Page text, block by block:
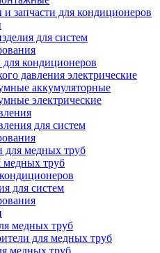
запчасти для кондиционеров
для систем
кондиционеров
давления электрические
аккумуляторные
электрические
для систем
для медных труб
труб
для систем
медных труб
для медных труб
медных труб